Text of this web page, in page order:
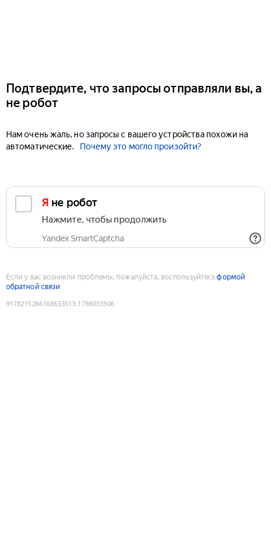
Подтвердите, что запросы отправляли вы, а
не робот
Нам очень жаль, но запросы с вашего устройства похожи на
автоматические.
Почему это могло произойти?
Я не робот
Нажмите, чтобы продолжить
Yandex SmartCaptcha
Если у вас возникли проблемы, пожалуйста, воспользуйтесьформой
обратной связи
9178215266168633513:1786033506